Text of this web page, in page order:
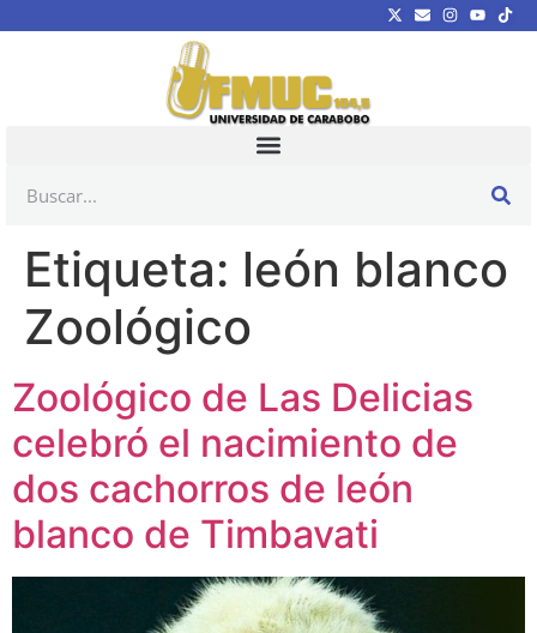
Etiqueta: león blanco
Zoológico
Zoológico de Las Delicias
celebró el nacimiento de
dos cachorros de león
blanco de Timbavati